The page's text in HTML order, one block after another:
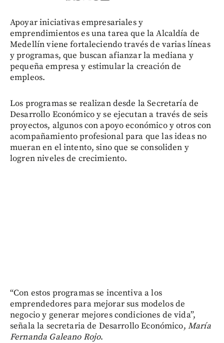
Apoyar iniciativas empresariales y
emprendimientos es una tarea que la Alcaldía de
Medellín viene fortaleciendo través de varias líneas
y programas, que buscan afianzar la mediana y
pequeña empresa y estimular la creación de
empleos.
Los programas se realizan desde la Secretaría de
Desarrollo Económico y se ejecutan a través de seis
proyectos, algunos con apoyo económico y otros con
acompañamiento profesional para que las ideas no
mueran en el intento, sino que se consoliden y
logren niveles de crecimiento.
“Con estos programas se incentiva a los
emprendedores para mejorar sus modelos de
negocio y generar mejores condiciones de vida”,
señala la secretaria de Desarrollo Económico, María
Fernanda Galeano Rojo.